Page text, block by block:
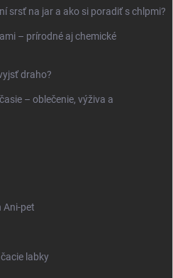
srsť na jar a ako si poradiť s chlpmi?
– prírodné aj chemické
draho?
– oblečenie, výživa a
Ani-pet
labky